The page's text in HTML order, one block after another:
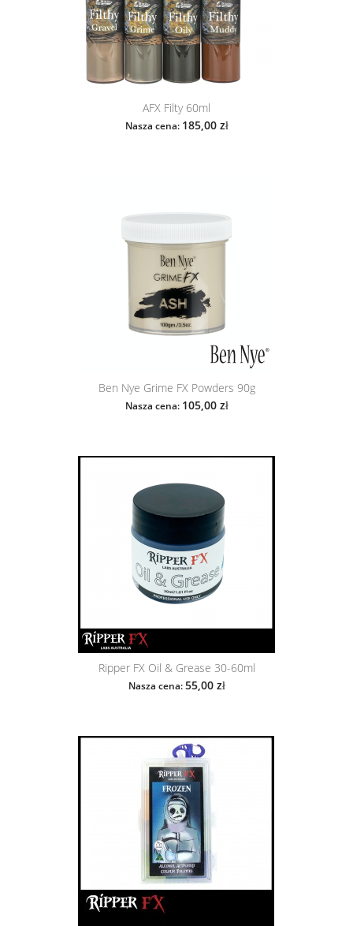
AFX Filty 60ml
Nasza cena: 185,00 zł
Ben Nye Grime FX Powders 90g
Nasza cena: 105,00 zł
Ripper FX Oil & Grease 30-60ml
Nasza cena: 55,00 zł